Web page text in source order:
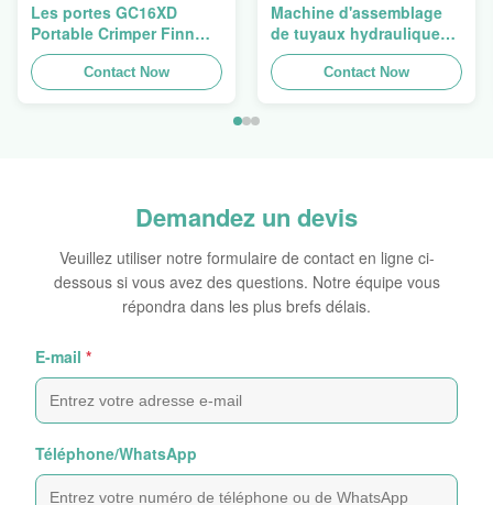
Les portes GC16XD
Portable Crimper Finn
Power P16HP manuel
Crimper câble
hydraulique à vendre
Contact Now
Machine d'assemblage
de tuyaux hydrauliques,
machine de crimpage de
tuyaux, presse de tuyaux
Finn Power Swager
Contact Now
Demandez un devis
Veuillez utiliser notre formulaire de contact en ligne ci-
dessous si vous avez des questions. Notre équipe vous
répondra dans les plus brefs délais.
E-mail *
Téléphone/WhatsApp